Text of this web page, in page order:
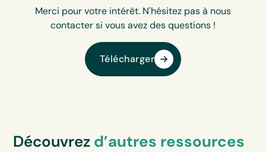
Merci pour votre intérêt. N'hésitez pas à nous
contacter si vous avez des questions !
Télécharger
Découvrez d’autres ressources